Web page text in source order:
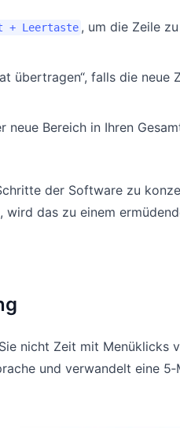
+ Leertaste , um die Zeile
übertragen“, falls die neue
neue Bereich in Ihren
der Software zu
das zu einem
nicht Zeit mit Menüklicks
und verwandelt eine